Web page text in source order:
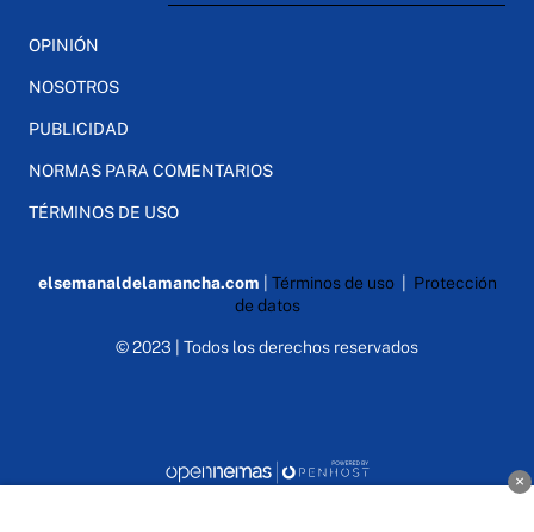
OPINIÓN
NOSOTROS
PUBLICIDAD
NORMAS PARA COMENTARIOS
TÉRMINOS DE USO
elsemanaldelamancha.com | Términos de uso| Protección
de datos
© 2023 | Todos los derechos reservados
×